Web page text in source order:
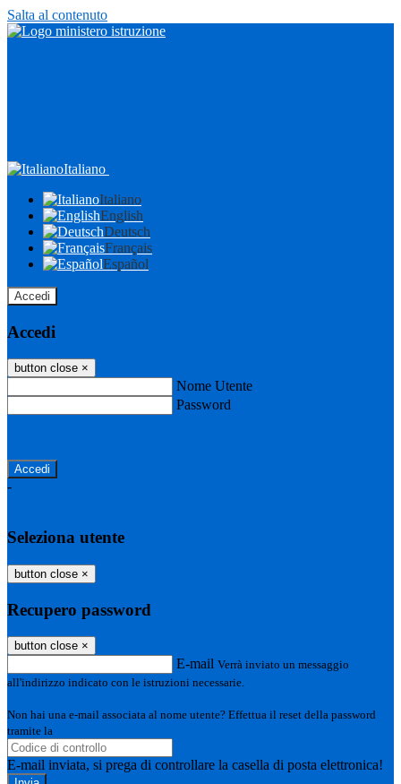
Salta al contenuto
Italiano
Italiano
English
Deutsch
Français
Español
Accedi
Accedi
button close ×
Nome Utente
Password
-
Seleziona utente
button close ×
Recupero password
button close ×
E-mail Verrà inviato un messaggio
all'indirizzo indicato con le istruzioni necessarie.
Non hai una e-mail associata al nome utente? Effettua il reset della password
tramite la
E-mail inviata, si prega di controllare la casella di posta elettronica!